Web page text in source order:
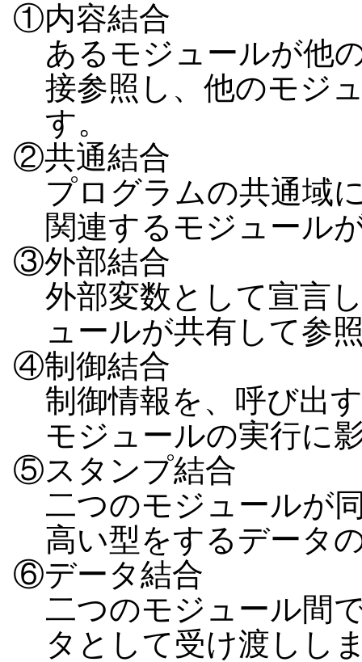
①内容結合
あるモジュールが他
接参照し、他のモジ
す。
②共通結合
プログラムの共通域
関連するモジュール
③外部結合
外部変数として宣言
ュールが共有して参
④制御結合
制御情報を、呼び出
モジュールの実行に
⑤スタンプ結合
二つのモジュールが
高い型をするデータ
⑥データ結合
二つのモジュール間
タとして受け渡しし